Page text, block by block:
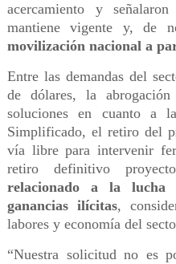
acercamiento y
mantiene vigente y, de
movilización nacional a
Entre las demandas del
de dólares, la
soluciones en cuanto a
Simplificado, el retiro del
vía libre para intervenir
retiro definitivo
relacionado a la lucha
ganancias ilícitas,
labores y economía del
“Nuestra solicitud no es